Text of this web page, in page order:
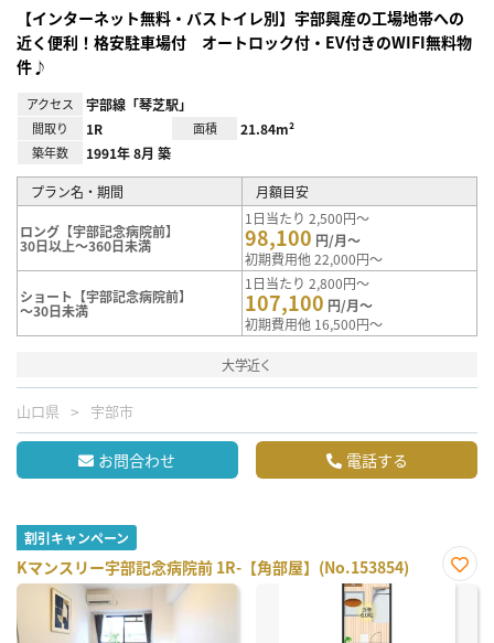
【インターネット無料・バストイレ別】宇部興産の工場地帯への
近く便利！格安駐車場付 オートロック付・EV付きのWIFI無料物
件♪
アクセス 宇部線「琴芝駅」
間取り 1R 面積 21.84m²
築年数 1991年 8月 築
プラン名・期間 月額目安
ロング【宇部記念病院前】
30日以上～360日未満
1日当たり 2,500円～
98,100 円/月～
初期費用他 22,000円～
ショート【宇部記念病院前】
～30日未満
1日当たり 2,800円～
107,100 円/月～
初期費用他 16,500円～
大学近く
山口県 宇部市
お問合わせ 電話する
割引キャンペーン
Kマンスリー宇部記念病院前 1R-【角部屋】(No.153854)
お気